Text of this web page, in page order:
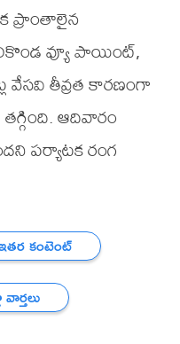
ప్రాంతాలైన
వ్యూ పాయింట్,
తీవ్రత కారణంగా
ఆదివారం
పర్యాటక రంగ
కంటెంట్